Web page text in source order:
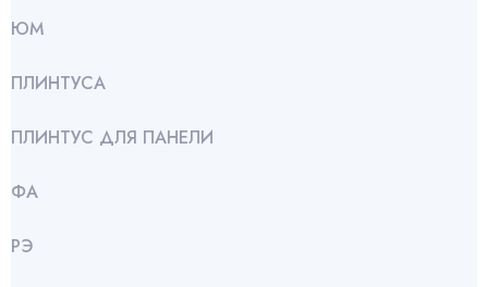
ЮМ
ПЛИНТУСА
ПЛИНТУС ДЛЯ ПАНЕЛИ
ФА
РЭ